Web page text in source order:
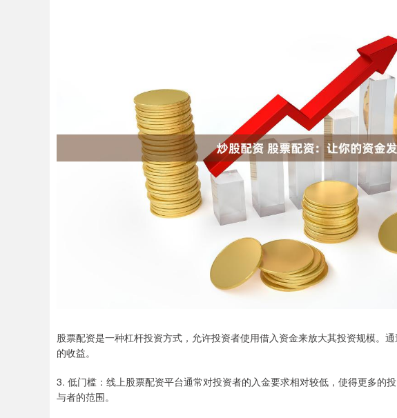
股票配资是一种杠杆投资方式，允许投资者使用借入资金来放大其投资规模。
的收益。
3. 低门槛：线上股票配资平台通常对投资者的入金要求相对较低，使得更多的
与者的范围。